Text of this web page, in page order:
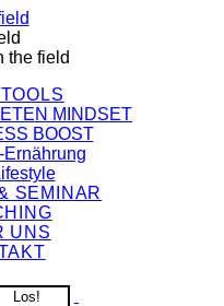
the field
MINDSET
BOOST
Ernährung
SEMINAR
UNS